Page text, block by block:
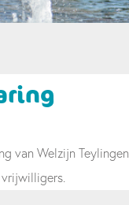
van Welzijn Teylingen
vrijwilligers.